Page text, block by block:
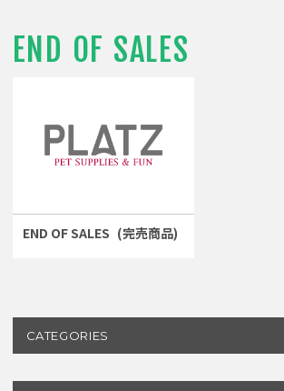
CATEGORIES
END OF SALES
END OF SALES (完売商品)